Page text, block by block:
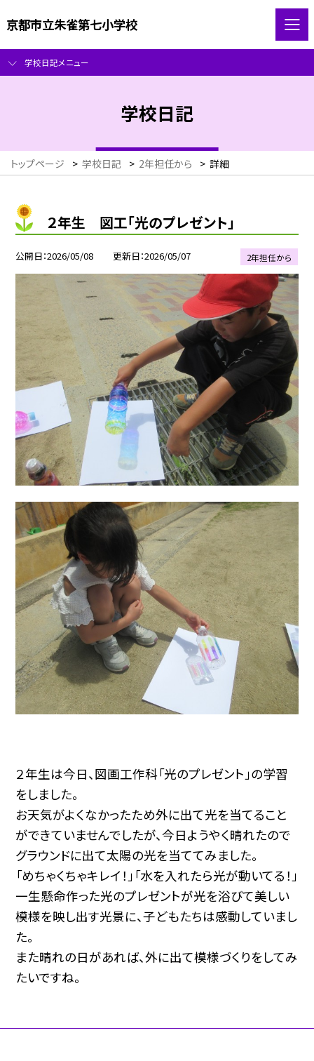
京都市立朱雀第七小学校
学校日記メニュー
学校日記
トップページ > 学校日記 > 2年担任から > 詳細
２年生 図工「光のプレゼント」
公開日 2026/05/08 更新日 2026/05/07 2年担任から
２年生は今日、図画工作科「光のプレゼント」の学習
をしました。
お天気がよくなかったため外に出て光を当てること
ができていませんでしたが、今日ようやく晴れたので
グラウンドに出て太陽の光を当ててみました。
「めちゃくちゃキレイ！」「水を入れたら光が動いてる！」
一生懸命作った光のプレゼントが光を浴びて美しい
模様を映し出す光景に、子どもたちは感動していまし
た。
また晴れの日があれば、外に出て模様づくりをしてみ
たいですね。